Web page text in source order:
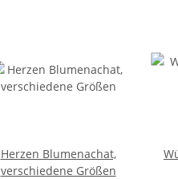
Herzen Blumenachat,
verschiedene Größen